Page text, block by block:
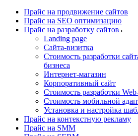
Прайс на продвижение сайтов
Прайс на SEO оптимизацию
Прайс на разработку сайтов
Landing page
Cайта-визитка
Стоимость разработки
бизнеса
Интернет-магазин
Корпоративный сайт
Стоимость разработки
Стоимость мобильной
Установка и настройка
Прайс на контекстную рекламу
Прайс на SMM